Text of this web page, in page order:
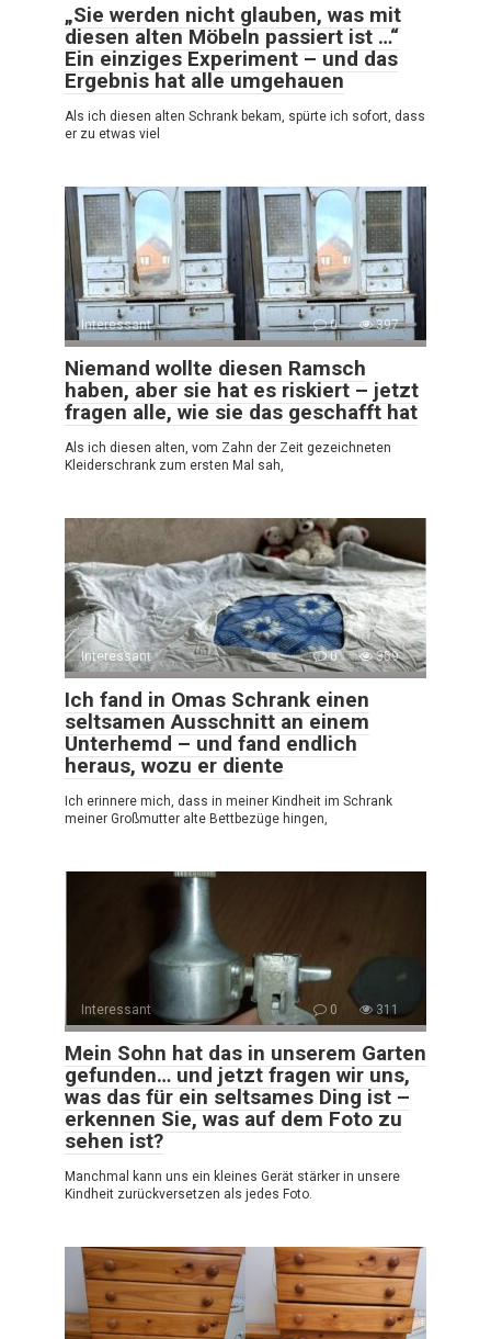
„Sie werden nicht glauben, was mit
diesen alten Möbeln passiert ist …“
Ein einziges Experiment – und das
Ergebnis hat alle umgehauen
Als ich diesen alten Schrank bekam, spürte ich sofort, dass
er zu etwas viel
Interessant 0 397
Niemand wollte diesen Ramsch
haben, aber sie hat es riskiert – jetzt
fragen alle, wie sie das geschafft hat
Als ich diesen alten, vom Zahn der Zeit gezeichneten
Kleiderschrank zum ersten Mal sah,
Interessant 0 359
Ich fand in Omas Schrank einen
seltsamen Ausschnitt an einem
Unterhemd – und fand endlich
heraus, wozu er diente
Ich erinnere mich, dass in meiner Kindheit im Schrank
meiner Großmutter alte Bettbezüge hingen,
Interessant 0 311
Mein Sohn hat das in unserem Garten
gefunden… und jetzt fragen wir uns,
was das für ein seltsames Ding ist –
erkennen Sie, was auf dem Foto zu
sehen ist?
Manchmal kann uns ein kleines Gerät stärker in unsere
Kindheit zurückversetzen als jedes Foto.